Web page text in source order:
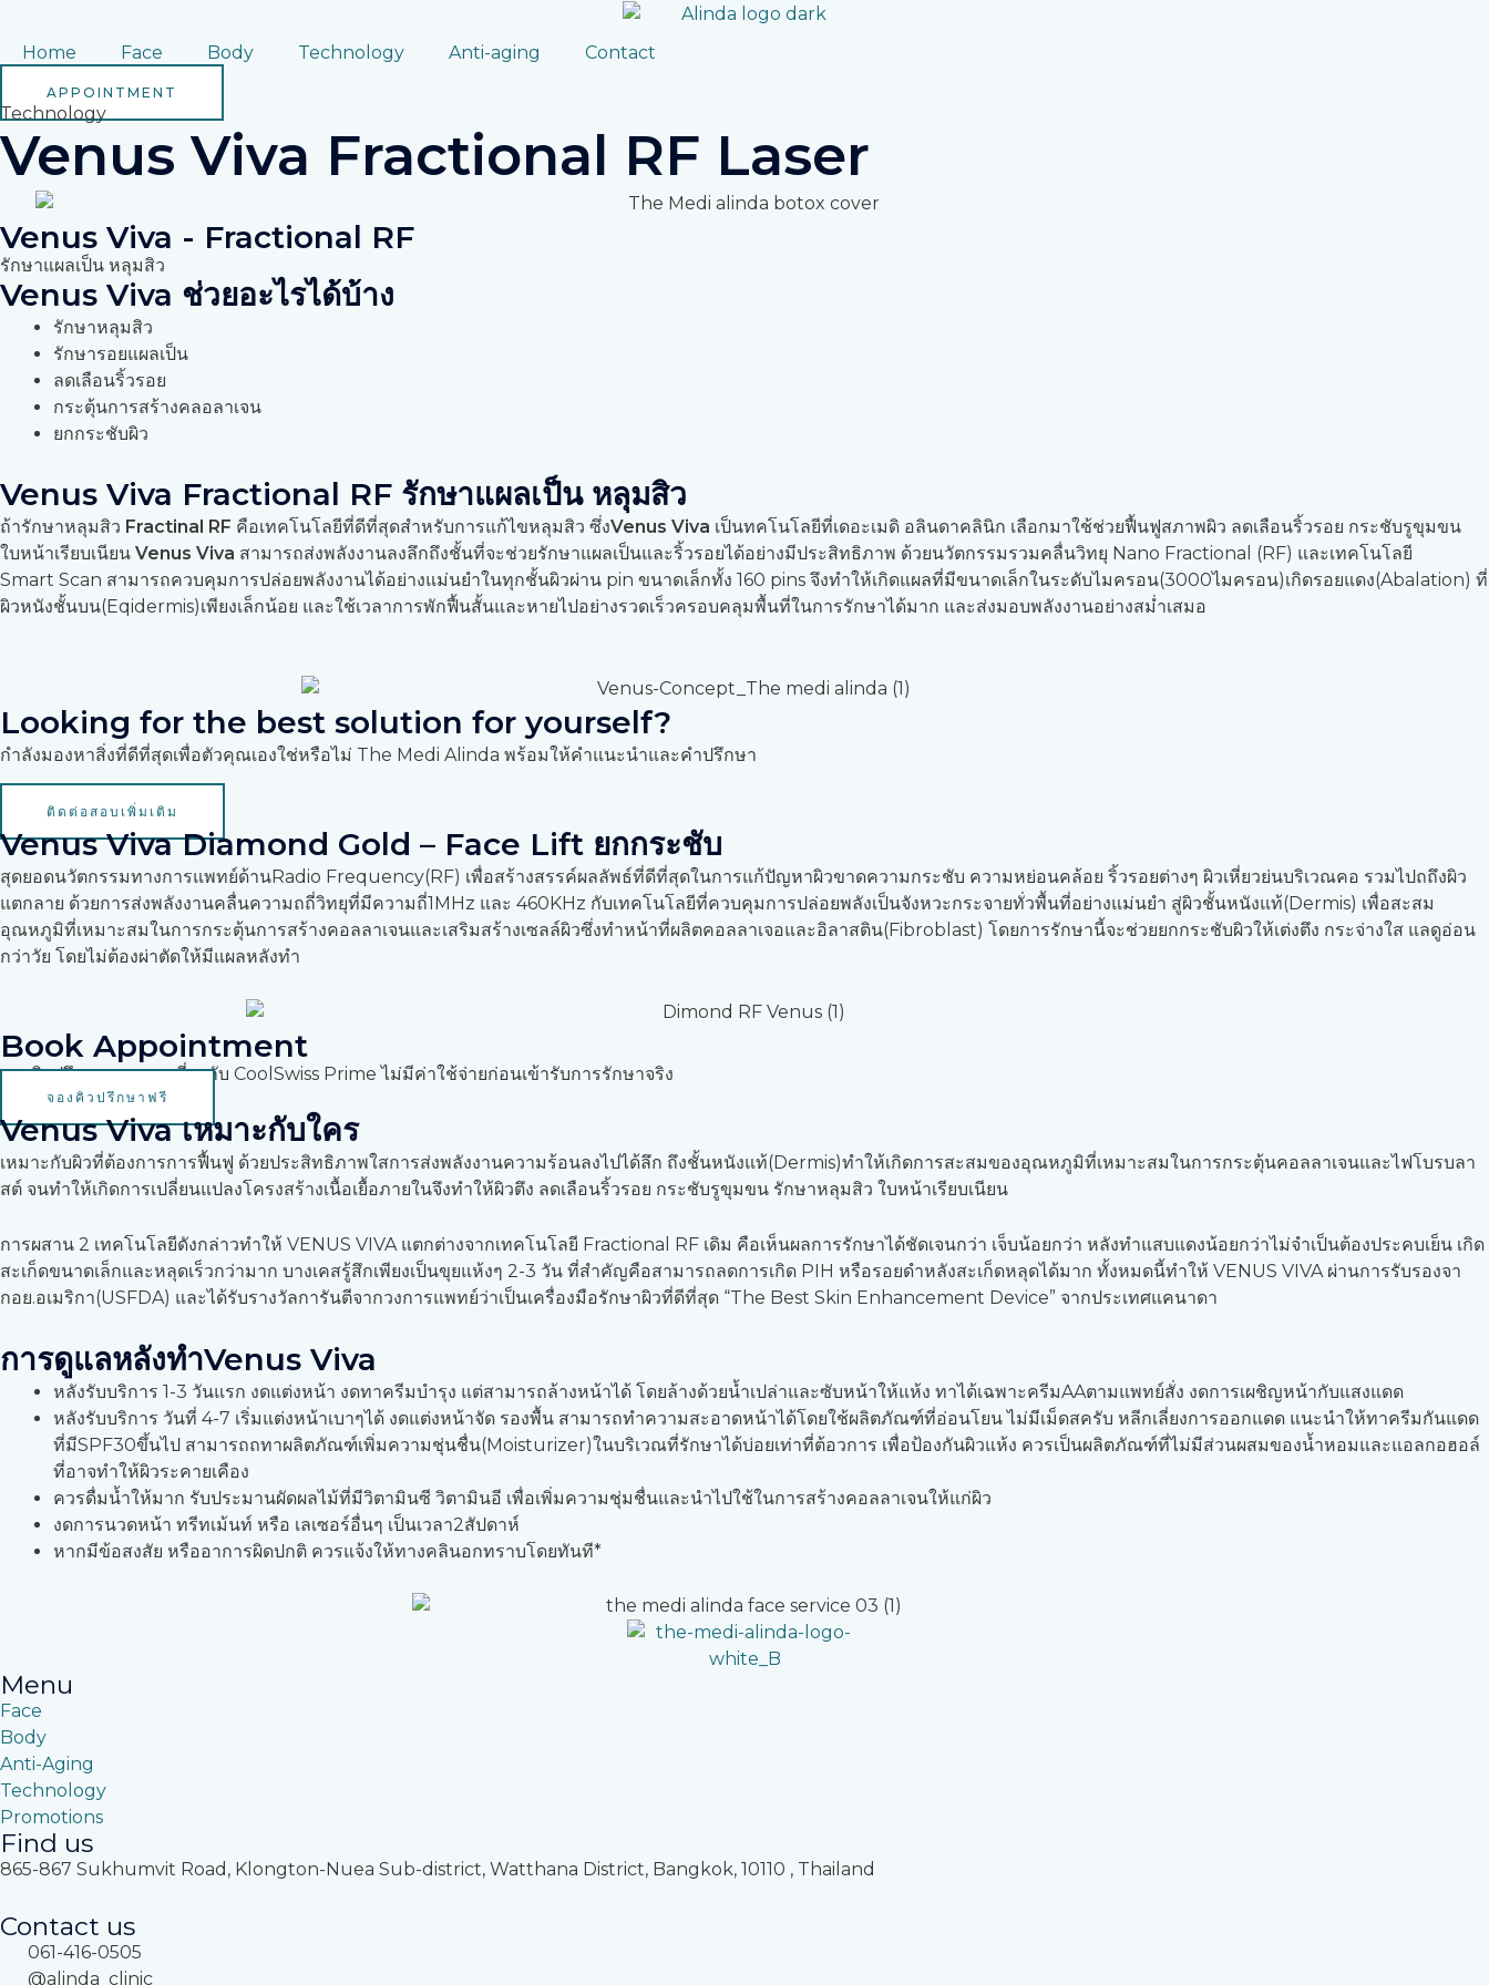
content
Home Face Body Technology Anti-aging Contact
APPOINTMENT
Technology
Venus Viva Fractional RF Laser
Venus Viva - Fractional RF
รักษาแผลเป็น หลุมสิว
Venus Viva ช่วยอะไรได้บ้าง
รักษาหลุมสิว
รักษารอยแผลเป็น
ลดเลือนริ้วรอย
กระตุ้นการสร้างคลอลาเจน
ยกกระชับผิว
Venus Viva Fractional RF รักษาแผลเป็น หลุมสิว
ถ้ารักษาหลุมสิว Fractinal RF คือเทคโนโลยีที่ดีที่สุดสำหรับการแก้ไขหลุมสิว ซึ่งVenus Viva เป็นทคโนโลยีที่เดอะเมดิ อลินดาคลินิก เลือกมาใช้ช่วยฟื้นฟูสภาพผิว ลดเลือนริ้วรอย กระชับรูขุมขน
ใบหน้าเรียบเนียน Venus Viva สามารถส่งพลังงานลงลึกถึงชั้นที่จะช่วยรักษาแผลเป็นและริ้วรอยได้อย่างมีประสิทธิภาพ ด้วยนวัตกรรมรวมคลื่นวิทยุ Nano Fractional (RF) และเทคโนโลยี
Smart Scan สามารถควบคุมการปล่อยพลังงานได้อย่างแม่นยำในทุกชั้นผิวผ่าน pin ขนาดเล็กทั้ง 160 pins จึงทำให้เกิดแผลที่มีขนาดเล็กในระดับไมครอน(3000ไมครอน)เกิดรอยแดง(Abalation) ที่
ผิวหนังชั้นบน(Eqidermis)เพียงเล็กน้อย และใช้เวลาการพักฟื้นสั้นและหายไปอย่างรวดเร็วครอบคลุมพื้นที่ในการรักษาได้มาก และส่งมอบพลังงานอย่างสม่ำเสมอ
Looking for the best solution for yourself?
กำลังมองหาสิ่งที่ดีที่สุดเพื่อตัวคุณเองใช่หรือไม่ The Medi Alinda พร้อมให้คำแนะนำและคำปรึกษา
ติดต่อสอบเพิ่มเติม
Venus Viva Diamond Gold – Face Lift ยกกระชับ
สุดยอดนวัตกรรมทางการแพทย์ด้านRadio Frequency(RF) เพื่อสร้างสรรค์ผลลัพธ์ที่ดีที่สุดในการแก้ปัญหาผิวขาดความกระชับ ความหย่อนคล้อย ริ้วรอยต่างๆ ผิวเหี่ยวย่นบริเวณคอ รวมไปถถึงผิว
แตกลาย ด้วยการส่งพลังงานคลื่นความถถี่วิทยุที่มีความถี่1MHz และ 460KHz กับเทคโนโลยีที่ควบคุมการปล่อยพลังเป็นจังหวะกระจายทั่วพื้นที่อย่างแม่นยำ สู่ผิวชั้นหนังแท้(Dermis) เพื่อสะสม
อุณหภูมิที่เหมาะสมในการกระตุ้นการสร้างคอลลาเจนและเสริมสร้างเซลล์ผิวซึ่งทำหน้าที่ผลิตคอลลาเจอและอิลาสติน(Fibroblast) โดยการรักษานี้จะช่วยยกกระชับผิวให้เต่งตึง กระจ่างใส แลดูอ่อน
กว่าวัย โดยไม่ต้องผ่าตัดให้มีแผลหลังทำ
Book Appointment
จองคิวปรึกษาคุณหมอเกี่ยวกับ CoolSwiss Prime ไม่มีค่าใช้จ่ายก่อนเข้ารับการรักษาจริง
จองคิวปรึกษาฟรี
Venus Viva เหมาะกับใคร
เหมาะกับผิวที่ต้องการการฟื้นฟู ด้วยประสิทธิภาพใสการส่งพลังงานความร้อนลงไปได้ลึก ถึงชั้นหนังแท้(Dermis)ทำให้เกิดการสะสมของอุณหภูมิที่เหมาะสมในการกระตุ้นคอลลาเจนและไฟโบรบลา
สต์ จนทำให้เกิดการเปลี่ยนแปลงโครงสร้างเนื้อเยื้อภายในจึงทำให้ผิวตึง ลดเลือนริ้วรอย กระชับรูขุมขน รักษาหลุมสิว ใบหน้าเรียบเนียน
การผสาน 2 เทคโนโลยีดังกล่าวทำให้ VENUS VIVA แตกต่างจากเทคโนโลยี Fractional RF เดิม คือเห็นผลการรักษาได้ชัดเจนกว่า เจ็บน้อยกว่า หลังทำแสบแดงน้อยกว่าไม่จำเป็นต้องประคบเย็น เกิด
สะเก็ดขนาดเล็กและหลุดเร็วกว่ามาก บางเคสรู้สึกเพียงเป็นขุยแห้งๆ 2-3 วัน ที่สำคัญคือสามารถลดการเกิด PIH หรือรอยดำหลังสะเก็ดหลุดได้มาก ทั้งหมดนี้ทำให้ VENUS VIVA ผ่านการรับรองจา
กอย.อเมริกา(USFDA) และได้รับรางวัลการันตีจากวงการแพทย์ว่าเป็นเครื่องมือรักษาผิวที่ดีที่สุด “The Best Skin Enhancement Device” จากประเทศแคนาดา
การดูแลหลังทำVenus Viva
หลังรับบริการ 1-3 วันแรก งดแต่งหน้า งดทาครีมบำรุง แต่สามารถล้างหน้าได้ โดยล้างด้วยน้ำเปล่าและซับหน้าให้แห้ง ทาได้เฉพาะครีมAAตามแพทย์สั่ง งดการเผชิญหน้ากับแสงแดด
หลังรับบริการ วันที่ 4-7 เริ่มแต่งหน้าเบาๆได้ งดแต่งหน้าจัด รองพื้น สามารถทำความสะอาดหน้าได้โดยใช้ผลิตภัณฑ์ที่อ่อนโยน ไม่มีเม็ดสครับ หลีกเลี่ยงการออกแดด แนะนำให้ทาครีมกันแดด
ที่มีSPF30ขึ้นไป สามารถถทาผลิตภัณฑ์เพิ่มความชุ่นชื่น(Moisturizer)ในบริเวณที่รักษาได้บ่อยเท่าที่ต้อวการ เพื่อป้องกันผิวแห้ง ควรเป็นผลิตภัณฑ์ที่ไม่มีส่วนผสมของน้ำหอมและแอลกอฮอล์
ที่อาจทำให้ผิวระคายเคือง
ควรดื่มน้ำให้มาก รับประมานผัดผลไม้ที่มีวิตามินซี วิตามินอี เพื่อเพิ่มความชุ่มชื่นและนำไปใช้ในการสร้างคอลลาเจนให้แก่ผิว
งดการนวดหน้า ทรีทเม้นท์ หรือ เลเซอร์อื่นๆ เป็นเวลา2สัปดาห์
หากมีข้อสงสัย หรืออาการผิดปกติ ควรแจ้งให้ทางคลินอกทราบโดยทันที*
Menu
Face
Body
Anti-Aging
Technology
Promotions
Find us
865-867 Sukhumvit Road, Klongton-Nuea Sub-district, Watthana District, Bangkok, 10110 , Thailand
Contact us
061-416-0505
@alinda_clinic